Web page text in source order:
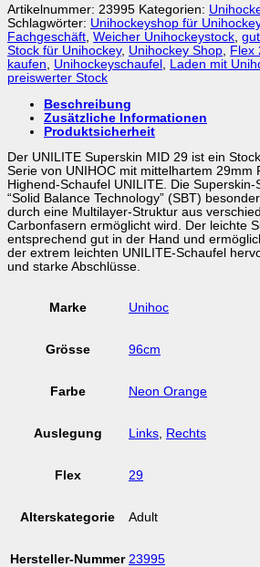
Artikelnummer: 23995 Kategorien:
Schlagwörter: Unihockeyshop für
Fachgeschäft Weicher Unihockeystock
Stock für Unihockey, Unihockey Shop Flex
kaufen
Unihockeyschaufel Laden mit
preiswerter Stock
Beschreibung
Zusätzliche Informationen
Produktsicherheit
Der UNILITE Superskin MID 29 ist ein
Serie von UNIHOC mit mittelhartem 29mm
Highend-Schaufel UNILITE. Die
“Solid Balance Technology” (SBT)
durch eine Multilayer-Struktur aus
Carbonfasern ermöglicht wird. Der leichte
entsprechend gut in der Hand und
der extrem leichten UNILITE-Schaufel
und starke Abschlüsse.
Marke Unihoc
Grösse 96cm
Farbe Neon Orange
Auslegung Links, Rechts
Flex 29
Alterskategorie Adult
Hersteller-Nummer 23995